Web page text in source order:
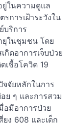
ในความดูแล
การเฝ้าระวังใน
บริการ
ในชุมชน โดย
กิดอาการเจ็บป่วย
เชื้อโควิด 19
จัยหลักในการ
ย ๆ และการสวม
อมีอาการป่วย
ง 608 และเด็ก